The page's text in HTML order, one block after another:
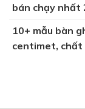
bán chạy nhất
10+ mẫu bàn
centimet, chất